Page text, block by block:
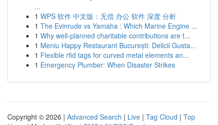
...
1 WPS 软件 中文版：无偿 办公 软件 深度 分析
1 The Evinrude vs Yamaha : Which Marine Engine ...
1 Why well-planned charitable contributions are t...
1 Meniu Happy Restaurant București: Delicii Gusta...
1 Flexible rfid tags for curved metal elements an...
1 Emergency Plumber: When Disaster Strikes
Copyright © 2026 | Advanced Search | Live | Tag Cloud | Top